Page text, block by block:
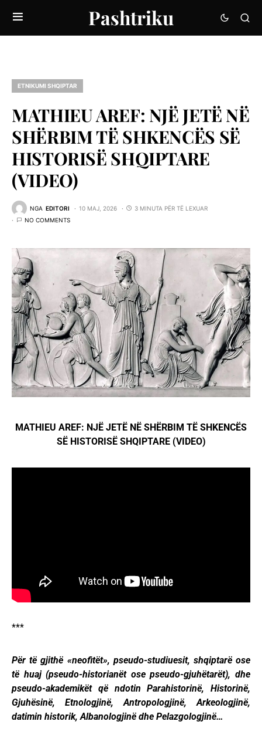
Pashtriku
ETNIKUMI SHQIPTAR
MATHIEU AREF: NJЁ JETЁ NЁ
SHЁRBIM TЁ SHKENCЁS SЁ
HISTORISЁ SHQIPTARE
(VIDEO)
NGA EDITORI 10 MAJ, 2026
3 MINUTA PËR TË LEXUAR
NO COMMENTS
MATHIEU AREF: NJЁ JETЁ NЁ SHЁRBIM TЁ SHKENCЁS
SЁ HISTORISЁ SHQIPTARE (VIDEO)
***
Për të gjithë «neofitët», pseudo-studiuesit, shqiptarë ose
të huaj (pseudo-historianët ose pseudo-gjuhëtarët), dhe
pseudo-akademikët që ndotin Parahistorinë, Historinë,
Gjuhësinë, Etnologjinë, Antropologjinë, Arkeologjinë,
datimin historik, Albanologjinë dhe Pelazgologjinë…